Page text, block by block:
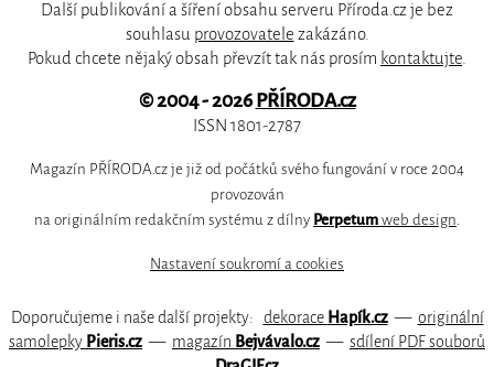
Další publikování a šíření obsahu serveru Příroda.cz je bez
souhlasu provozovatele zakázáno.
Pokud chcete nějaký obsah převzít tak nás prosím kontaktujte.
© 2004 - 2026PŘÍRODA.cz
ISSN 1801-2787
Magazín PŘÍRODA.cz je již od počátků svého fungování v roce 2004
provozován
na originálním redakčním systému z dílny Perpetum web design
Nastavení soukromí a cookies
Doporučujeme i naše další projekty: dekorace Hapík.cz— originální
samolepky Pieris.cz — magazín Bejvávalo.cz — sdílení PDF souborů